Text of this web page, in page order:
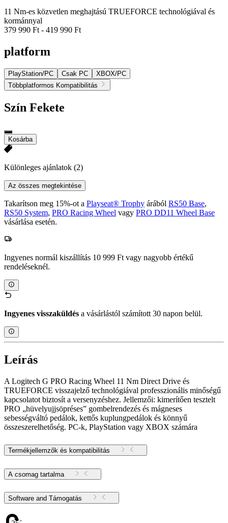
11 Nm-es közvetlen meghajtású TRUEFORCE technológiával és
kormánnyal
379 990 Ft - 419 990 Ft
platform
PlayStation/PC Csak PC
XBOX/PC
Többplatformos Kompatibilitás
Szín Fekete
Kosárba
Különleges ajánlatok (2)
Az összes megtekintése
Takarítson meg 15%-ot a Playseat® Trophy árából RS50 Base,
RS50 System, PRO Racing Wheel vagy PRO DD11 Wheel Base
vásárlása esetén.
Ingyenes normál kiszállítás 10 999 Ft vagy nagyobb értékű
rendeléseknél.
Ingyenes visszaküldés a vásárlástól számított 30 napon belül.
Leírás
A Logitech G PRO Racing Wheel 11 Nm Direct Drive és
TRUEFORCE visszajelző technológiával professzionális minőségű
kapcsolatot biztosít a versenyzéshez. Jellemzői: kimerítően tesztelt
PRO „hüvelyujjsöpréses” gombelrendezés és mágneses
sebességváltó pedálok, kettős kuplungpedálok és könnyű
összeszerelhetőség. PC-k, PlayStation vagy XBOX számára
Termékjellemzők és kompatibilitás
A csomag tartalma
Software and Támogatás